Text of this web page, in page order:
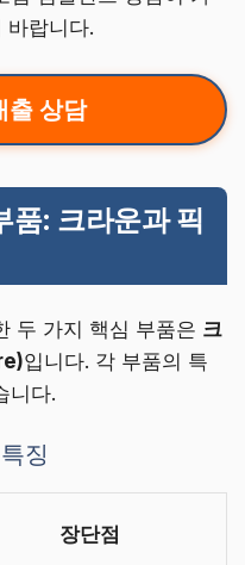
바랍니다.
출 상담
품: 크라운과 픽
두 가지 핵심 부품은 크
입니다. 각 부품의 특
니다.
징
장단점